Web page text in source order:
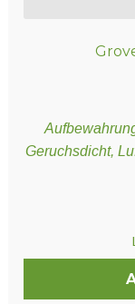
Geruchsdicht,